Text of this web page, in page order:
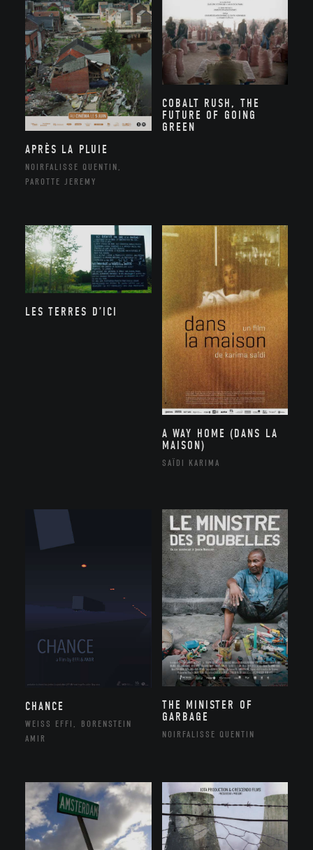
APRÈS LA PLUIE
NOIRFALISSE QUENTIN,
PAROTTE JEREMY
COBALT RUSH, THE
FUTURE OF GOING
GREEN
LES TERRES D’ICI
A WAY HOME (DANS LA
MAISON)
SAÏDI KARIMA
CHANCE
WEISS EFFI, BORENSTEIN
AMIR
THE MINISTER OF
GARBAGE
NOIRFALISSE QUENTIN